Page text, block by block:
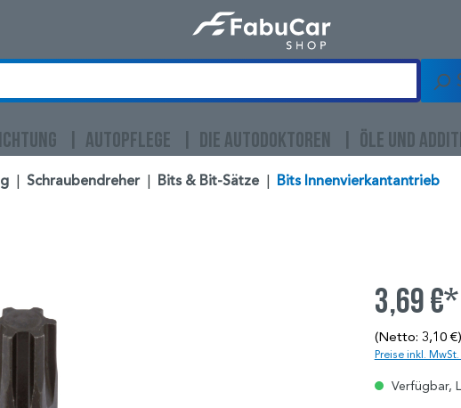
AUTOPFLEGE DIE AUTODOKTOREN ÖLE UND
Schraubendreher Bits & Bit-Sätze Bits Innenvierkantantrieb
3,69 €*
(Netto: 3,10 €)
Preise inkl.
Verfügbar,